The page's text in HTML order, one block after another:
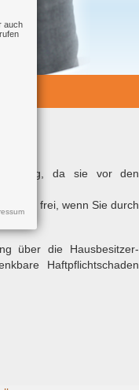
auch
wichtig, da sie vor den
frei, wenn Sie durch
über die Hausbesitzer-
Haftpflichtschaden